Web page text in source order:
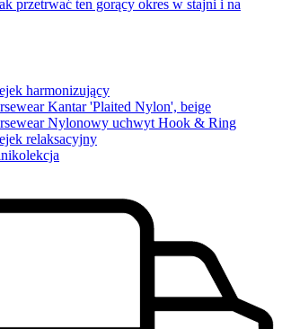
przetrwać ten gorący okres w stajni i na
harmonizujący
Kantar 'Plaited Nylon', beige
Nylonowy uchwyt Hook & Ring
relaksacyjny